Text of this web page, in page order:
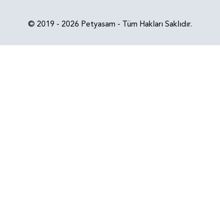
© 2019 - 2026 Petyasam - Tüm Hakları Saklıdır.